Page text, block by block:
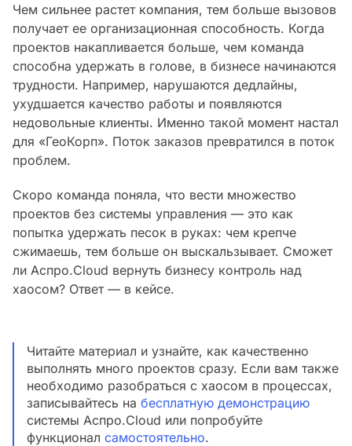
Чем сильнее растет компания, тем больше вызовов
получает ее организационная способность. Когда
проектов накапливается больше, чем команда
способна удержать в голове, в бизнесе начинаются
трудности. Например, нарушаются дедлайны,
ухудшается качество работы и появляются
недовольные клиенты. Именно такой момент настал
для «ГеоКорп». Поток заказов превратился в поток
проблем.
Скоро команда поняла, что вести множество
проектов без системы управления — это как
попытка удержать песок в руках: чем крепче
сжимаешь, тем больше он выскальзывает. Сможет
ли Аспро.Cloud вернуть бизнесу контроль над
хаосом? Ответ — в кейсе.
Читайте материал и узнайте, как качественно
выполнять много проектов сразу. Если вам также
необходимо разобраться с хаосом в процессах,
записывайтесь на бесплатную демонстрацию
системы Аспро.Cloud или попробуйте
функционал самостоятельно.